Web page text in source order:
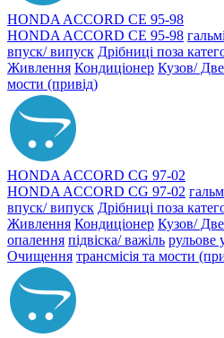
HONDA ACCORD CE 95-98
HONDA ACCORD CE 95-98
впуск/ випуск Дрібниці поза
Живлення Кондиціонер Кузов/
мости (привід)
HONDA ACCORD CG 97-02
HONDA ACCORD CG 97-02
впуск/ випуск Дрібниці поза
Живлення Кондиціонер Кузов/
опалення підвіска/ важіль рульове
Очищення трансмісія та мости